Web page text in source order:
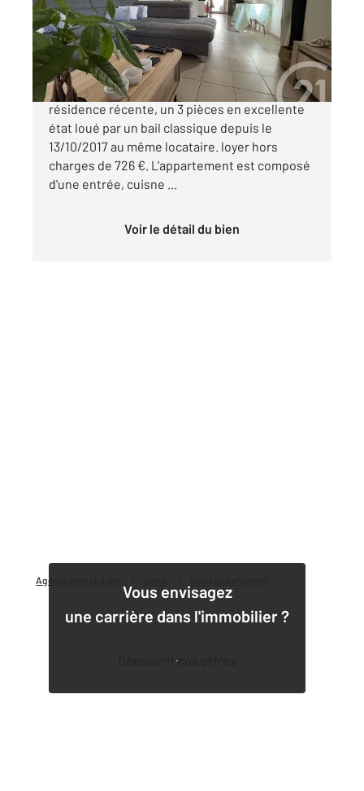
Agence immobilière
Appartement F3 à vendre
108 000 €
MARSEILLE 15 SAINT LOUIS Dans une
résidence récente, un 3 pièces en excellente
état loué par un bail classique depuis le
13/10/2017 au même locataire. loyer hors
charges de 726 €. L'appartement est composé
d'une entrée, cuisne ...
Voir le détail du bien
Vous envisagez
une carrière dans l'immobilier ?
Découvrir nos offres